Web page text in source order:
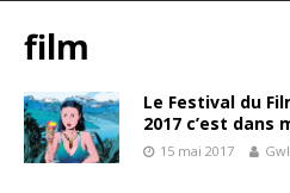
film
Le Festival du
2017 c’est dans
15 mai 2017